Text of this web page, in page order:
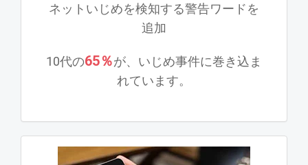
ネットいじめを検知する警告ワードを
追加
10代の65％が、いじめ事件に巻き込ま
れています。